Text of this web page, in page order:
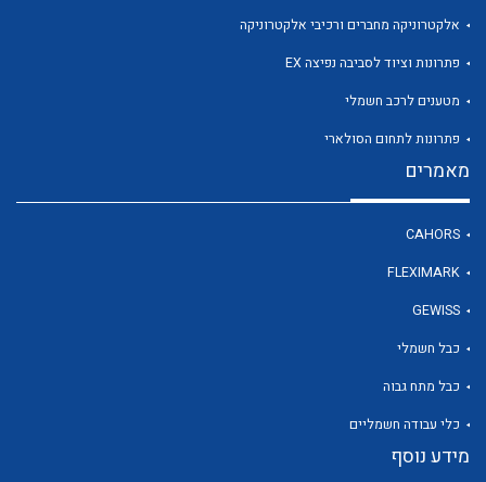
אלקטרוניקה מחברים ורכיבי אלקטרוניקה
פתרונות וציוד לסביבה נפיצה EX
מטענים לרכב חשמלי
פתרונות לתחום הסולארי
מאמרים
CAHORS
FLEXIMARK
GEWISS
כבל חשמלי
כבל מתח גבוה
כלי עבודה חשמליים
מידע נוסף